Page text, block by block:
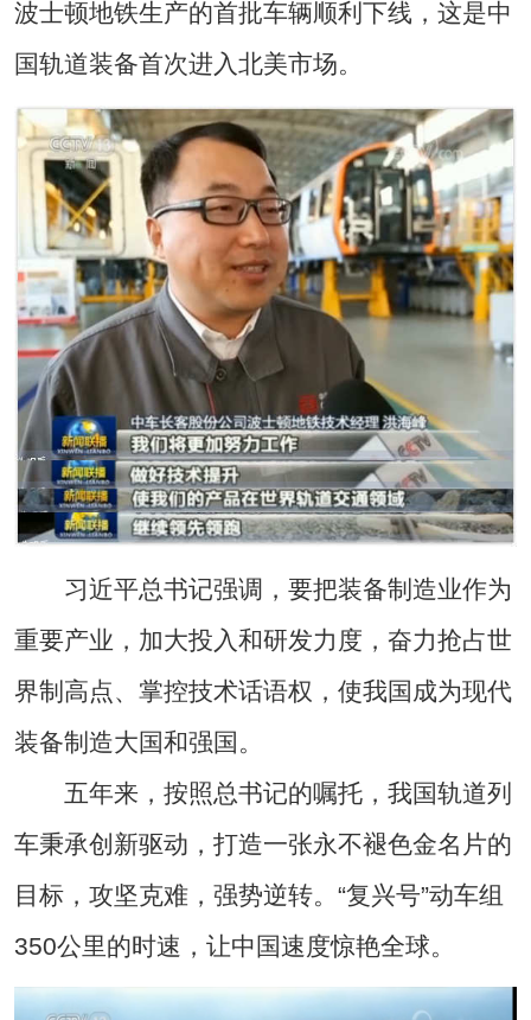
波士顿地铁生产的首批车辆顺利下线，这是中
国轨道装备首次进入北美市场。
习近平总书记强调，要把装备制造业作为
重要产业，加大投入和研发力度，奋力抢占世
界制高点、掌控技术话语权，使我国成为现代
装备制造大国和强国。
五年来，按照总书记的嘱托，我国轨道列
车秉承创新驱动，打造一张永不褪色金名片的
目标，攻坚克难，强势逆转。“复兴号”动车组
350公里的时速，让中国速度惊艳全球。